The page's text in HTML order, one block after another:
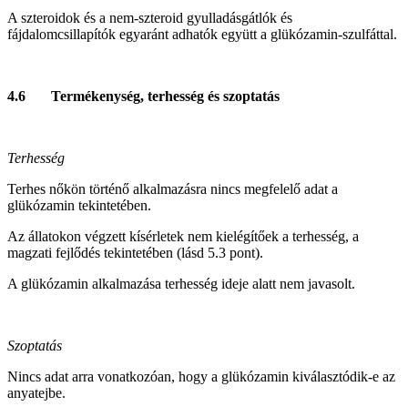
A szteroidok és a nem-szteroid gyulladásgátlók és
fájdalomcsillapítók egyaránt adhatók együtt a glükózamin-szulfáttal.
4.6 Termékenység, terhesség és szoptatás
Terhesség
Terhes nőkön történő alkalmazásra nincs megfelelő adat a
glükózamin tekintetében.
Az állatokon végzett kísérletek nem kielégítőek a terhesség, a
magzati fejlődés tekintetében (lásd 5.3 pont).
A glükózamin alkalmazása terhesség ideje alatt nem javasolt.
Szoptatás
Nincs adat arra vonatkozóan, hogy a glükózamin kiválasztódik-e az
anyatejbe.